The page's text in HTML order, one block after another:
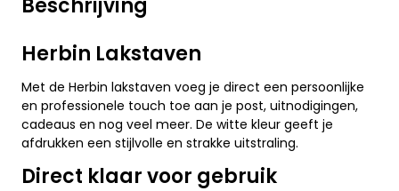
Herbin Lakstaven
Met de Herbin lakstaven voeg je direct een persoonlijke
en professionele touch toe aan je post, uitnodigingen,
cadeaus en nog veel meer. De witte kleur geeft je
afdrukken een stijlvolle en strakke uitstraling.
Direct klaar voor gebruik